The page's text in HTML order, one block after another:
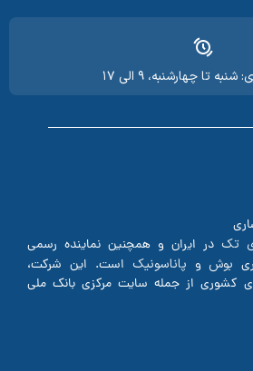
تا چهارشنبه، ۹ الی ۱۷
تک در ایران و همچنین نماینده رسمی
بوش و پاناسونیک است. این شرکت،
کشوری از جمله سایت مرکزی بانک ملی